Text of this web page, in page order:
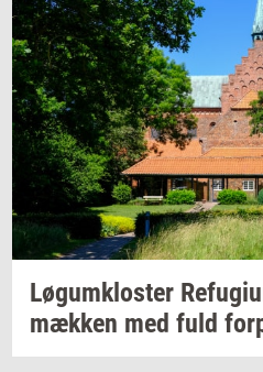
Løgum­klo­ster
mæk­ken med fuld